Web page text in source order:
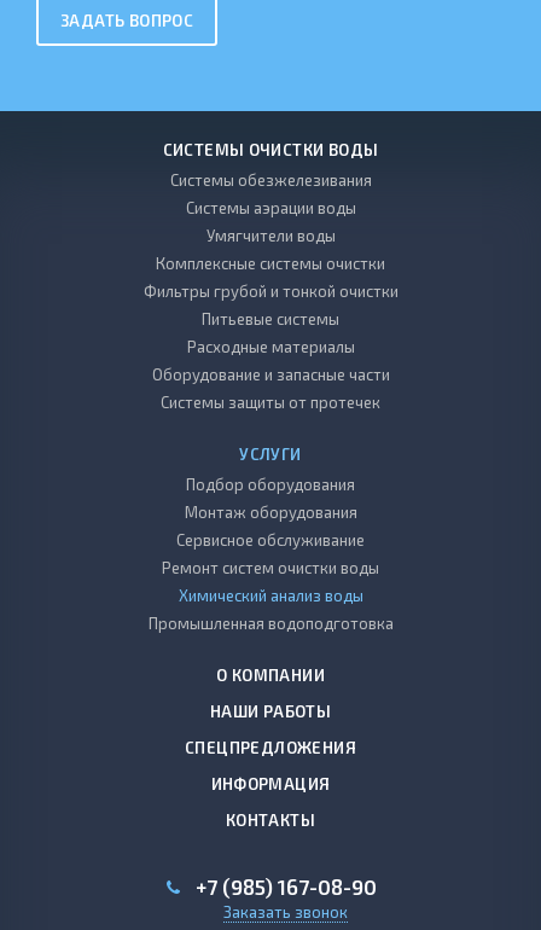
ЗАДАТЬ ВОПРОС
СИСТЕМЫ ОЧИСТКИ ВОДЫ
Системы обезжелезивания
Системы аэрации воды
Умягчители воды
Комплексные системы очистки
Фильтры грубой и тонкой очистки
Питьевые системы
Расходные материалы
Оборудование и запасные части
Системы защиты от протечек
УСЛУГИ
Подбор оборудования
Монтаж оборудования
Сервисное обслуживание
Ремонт систем очистки воды
Химический анализ воды
Промышленная водоподготовка
О КОМПАНИИ
НАШИ РАБОТЫ
СПЕЦПРЕДЛОЖЕНИЯ
ИНФОРМАЦИЯ
КОНТАКТЫ
+7 (985) 167-08-90
Заказать звонок